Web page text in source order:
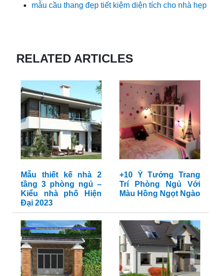
mẫu cầu thang đẹp tiết kiệm diện tích cho nhà hẹp
RELATED ARTICLES
Mẫu thiết kế nhà 2
tầng 3 phòng ngủ –
Kiểu nhà phố Hiện
Đại 2023
+10 Ý Tưởng Trang
Trí Phòng Ngủ Với
Màu Hồng Ngọt Ngào